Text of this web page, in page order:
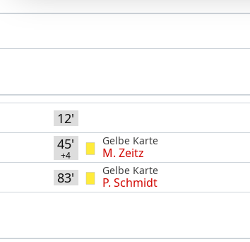
12'
45'
+4
Gelbe Karte
M. Zeitz
83' Gelbe Karte
P. Schmidt